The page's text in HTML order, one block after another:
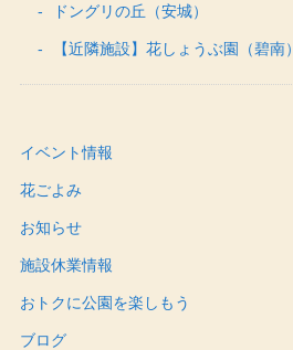
ドングリの丘（安城）
【近隣施設】花しょうぶ園（碧南）
イベント情報
花ごよみ
お知らせ
施設休業情報
おトクに公園を楽しもう
ブログ